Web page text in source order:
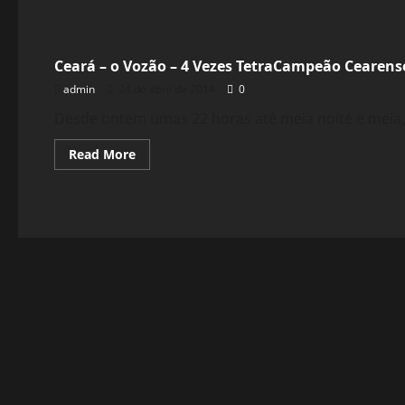
Ceará – o Vozão – 4 Vezes TetraCampeão
admin 0
Read MoreRead
more